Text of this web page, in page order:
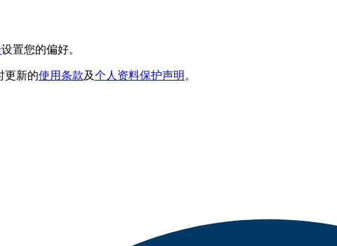
设置您的偏好。
更新的使用条款及个人资料保护声明 。